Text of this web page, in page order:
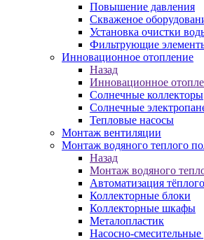
Повышение давления
Скваженое
Установка очистки
Фильтрующие
Инновационное отопление
Назад
Инновационное
Солнечные коллекторы
Солнечные
Тепловые насосы
Монтаж вентиляции
Монтаж водяного теплого
Назад
Монтаж водяного
Автоматизация
Коллекторные блоки
Коллекторные шкафы
Металопластик
Насосно-смесительные